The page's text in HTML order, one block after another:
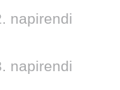
napirendi
napirendi